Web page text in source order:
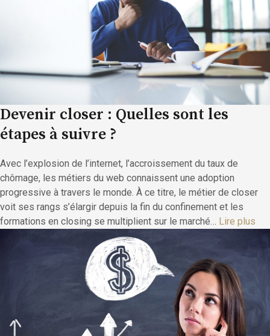
Devenir closer : Quelles sont les
étapes à suivre ?
Avec l’explosion de l’internet, l’accroissement du taux de
chômage, les métiers du web connaissent une adoption
progressive à travers le monde. À ce titre, le métier de closer
voit ses rangs s’élargir depuis la fin du confinement et les
formations en closing se multiplient sur le marché… Lire plus